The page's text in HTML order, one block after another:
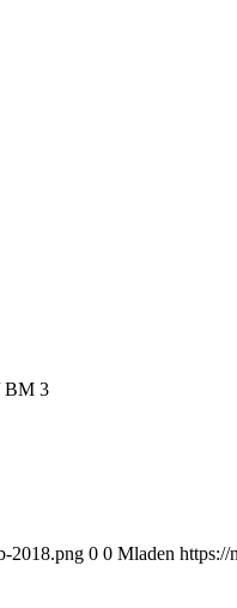
BM 3
2018.png 0 0 Mladen https://